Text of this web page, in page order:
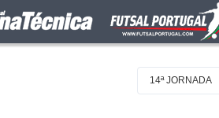
14ª JORNADA